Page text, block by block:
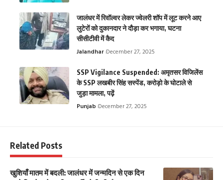
जालंधर में रिवॉल्वर लेकर ज्वेलरी शॉप में लूट करने आए
लुटेरों को दुकानदार ने दौड़ा कर भगाया, घटना
सीसीटीवी में कैद
Jalandhar December 27, 2025
SSP Vigilance Suspended: अमृतसर विजिलेंस
के SSP लखबीर सिंह सस्पेंड, करोड़ो के घोटाले से
जुड़ा मामला, पढ़ें
Punjab December 27, 2025
Related Posts
खुशियाँ मातम में बदली: जालंधर में जन्मदिन से एक दिन